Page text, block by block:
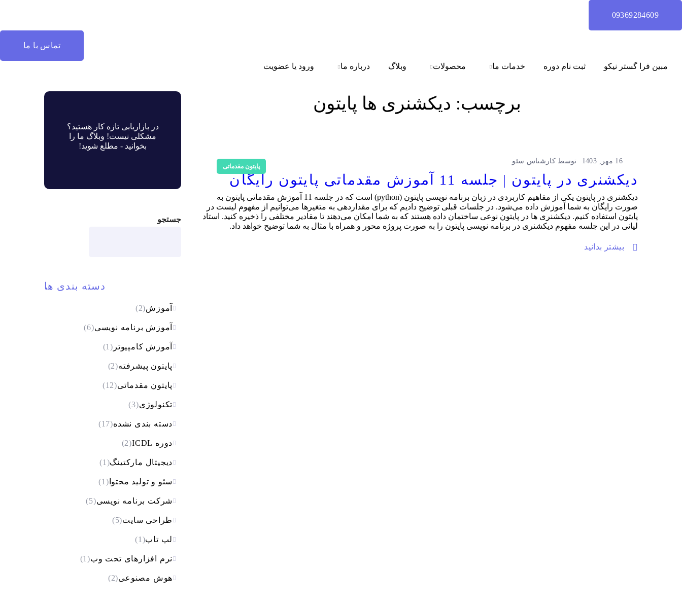
09369284609
تماس با ما
مبین فرا گستر نیکو ثبت نام دوره خدمات ما محصولات وبلاگ درباره ما ورود یا عضویت
برچسب: دیکشنری ها پایتون
پایتون مقدماتی
16 مهر, 1403 توسط کارشناس سئو
دیکشنری در پایتون | جلسه 11 آموزش مقدماتی پایتون رایگان
دیکشنری در پایتون یکی از مفاهیم کاربردی در زبان برنامه نویسی پایتون (python) است که در جلسه 11 آموزش مقدماتی پایتون به
صورت رایگان به شما آموزش داده می‌شود. در جلسات قبلی توضیح دادیم که برای مقداردهی به متغیرها می‌توانیم از مفهوم لیست در
پایتون استفاده کنیم. دیکشنری ها در پایتون نوعی ساختمان داده هستند که به شما امکان می‌دهند تا مقادیر مختلفی را ذخیره کنید. استاد
لیانی در این جلسه مفهوم دیکشنری در برنامه نویسی پایتون را به صورت پروژه محور و همراه با مثال به شما توضیح خواهد داد.
بیشتر بدانید
در بازاریابی تازه کار هستید؟
مشکلی نیست! وبلاگ ما را
بخوانید - مطلع شوید!
جستجو
دسته بندی ها
آموزش(2)
آموزش برنامه نویسی(6)
آموزش کامپیوتر (1)
پایتون پیشرفته(2)
پایتون مقدماتی(12)
تکنولوژی(3)
دسته بندی نشده(17)
دوره ICDL (2)
دیجیتال مارکتینگ(1)
سئو و تولید محتوا (1)
شرکت برنامه نویسی(5)
طراحی سایت(5)
لپ تاپ(1)
نرم افزارهای تحت وب(1)
هوش مصنوعی(2)